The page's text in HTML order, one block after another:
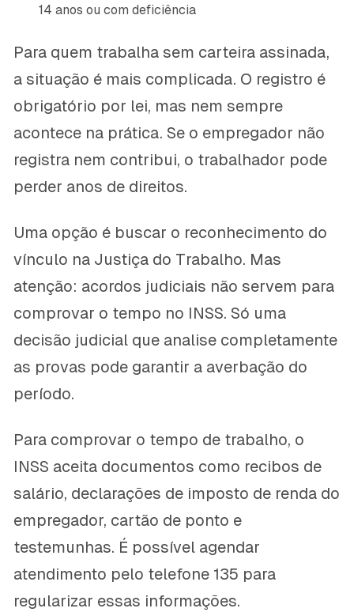
14 anos ou com deficiência
Para quem trabalha sem carteira assinada,
a situação é mais complicada. O registro é
obrigatório por lei, mas nem sempre
acontece na prática. Se o empregador não
registra nem contribui, o trabalhador pode
perder anos de direitos.
Uma opção é buscar o reconhecimento do
vínculo na Justiça do Trabalho. Mas
atenção: acordos judiciais não servem para
comprovar o tempo no INSS. Só uma
decisão judicial que analise completamente
as provas pode garantir a averbação do
período.
Para comprovar o tempo de trabalho, o
INSS aceita documentos como recibos de
salário, declarações de imposto de renda do
empregador, cartão de ponto e
testemunhas. É possível agendar
atendimento pelo telefone 135 para
regularizar essas informações.